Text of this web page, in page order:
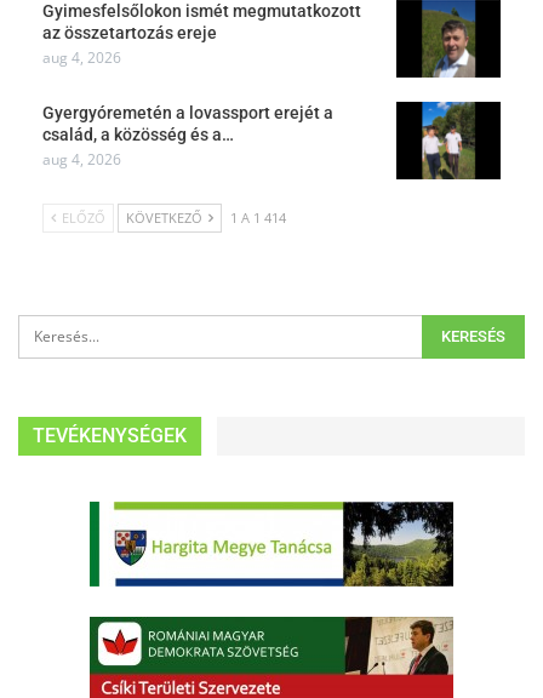
Gyimesfelsőlokon ismét megmutatkozott
az összetartozás ereje
aug 4, 2026
Gyergyóremetén a lovassport erejét a
család, a közösség és a…
aug 4, 2026
ELŐZŐ KÖVETKEZŐ 1 A 1 414
TEVÉKENYSÉGEK